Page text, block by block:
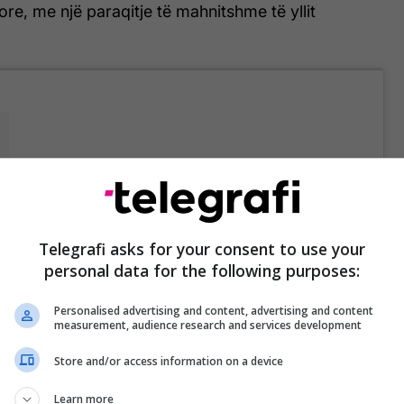
me një paraqitje të mahnitshme të yllit
im i mahnitshëm Sigala më kërkoi që të këndojë
dhe unë nuk mund t’i rezistoja. Unë absolutisht
se edhe ju do e bëni të njëjtën gjë. Është
shkruar Ora.
Telegrafi asks for your consent to use your
personal data for the following purposes:
Personalised advertising and content, advertising and content
measurement, audience research and services development
Store and/or access information on a device
Learn more